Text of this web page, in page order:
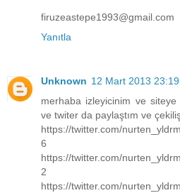
firuzeastepe1993@gmail.com
Yanıtla
Unknown 12 Mart 2013 23:19
merhaba izleyicinim ve
ve twiter da paylaştım ve
https://twitter.com/
6
https://twitter.com/
2
https://twitter.com/